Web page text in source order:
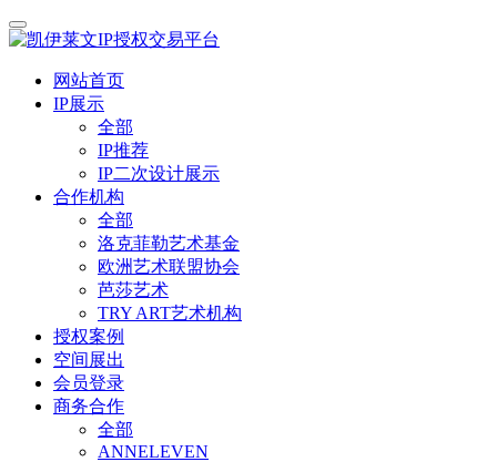
网站首页
IP展示
全部
IP推荐
IP二次设计展示
合作机构
全部
洛克菲勒艺术基金
欧洲艺术联盟协会
芭莎艺术
TRY ART艺术机构
授权案例
空间展出
会员登录
商务合作
全部
ANNELEVEN